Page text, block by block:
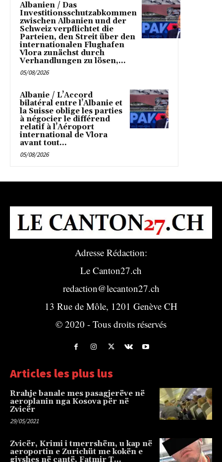
Albanien / Das
Investitionsschutzabkommen
zwischen Albanien und der
Schweiz verpflichtet die
Parteien, den Streit über den
internationalen Flughafen
Vlora zunächst durch
Verhandlungen zu lösen,...
05/08/2026
Albanie / L’Accord
bilatéral entre l’Albanie et
la Suisse oblige les parties
à négocier le différend
relatif à l’Aéroport
international de Vlora
avant tout...
05/08/2026
Adresse Rédaction:
Le Canton27.ch
redaction@lecanton27.ch
13 Rue de Môle, 1201 Genève CH
© 2020 - Tous droits réservés
Articles les plus lus
Rrahje banale mes pasagjerëve në
aeroplanin nga Kosova për në
Zvicër
29/05/2021
Zvicër, Krimi i tmerrshëm, u kap në
aeroportin e Zurichüt me kokën e
gjyshes në çantë, Fatmir T…